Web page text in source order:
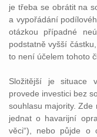
je třeba se obrátit na
a vypořádání
otázkou případné
podstatně vyšší
to není účelem tohoto
Složitější je situace
provede investici bez
souhlasu majority. Zde
jednat o havarijní
věci“), nebo půjde o